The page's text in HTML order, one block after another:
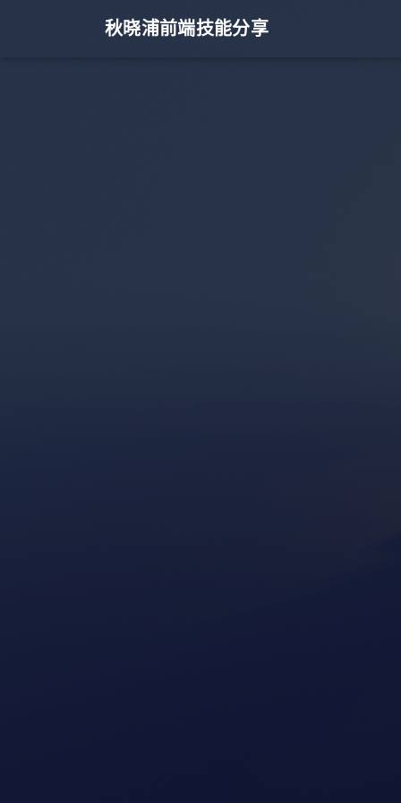
秋晓浦前端技能分享